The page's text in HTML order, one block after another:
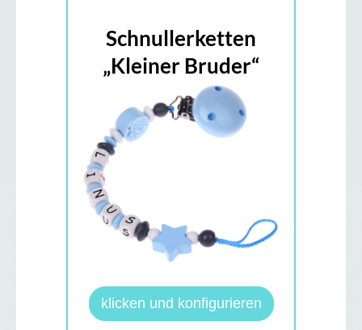
Schnullerketten
„Kleiner Bruder“
klicken und konfigurieren